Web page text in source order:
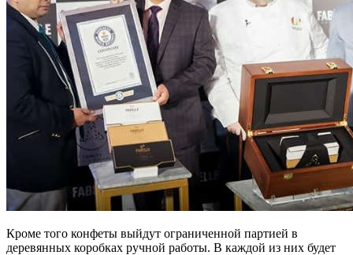
Кроме того конфеты выйдут ограниченной партией в
деревянных коробках ручной работы. В каждой из них будет